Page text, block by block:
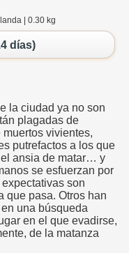
| 0.30 kg
días)
la ciudad ya no son
plagadas de
muertos vivientes,
putrefactos a los que
ansia de matar… y
se esfuerzan por
son
que pasa. Otros han
una búsqueda
en el que evadirse,
de la matanza